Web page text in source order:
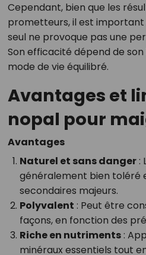
Cependant, bien que les
prometteurs, il est
seul ne provoque pas une
Son efficacité dépend de
mode de vie équilibré.
Avantages et
nopal pour
Avantages
Naturel et sans danger:
généralement bien toléré
secondaires majeurs.
Polyvalent : Peut être
façons, en fonction des
Riche en nutriments:
minéraux essentiels tout